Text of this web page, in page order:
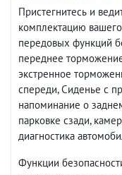
Пристегнитесь и
комплектацию
передовых функций
переднее
экстренное
спереди, Сиденье с
напоминание о
парковке сзади,
диагностика
Функции